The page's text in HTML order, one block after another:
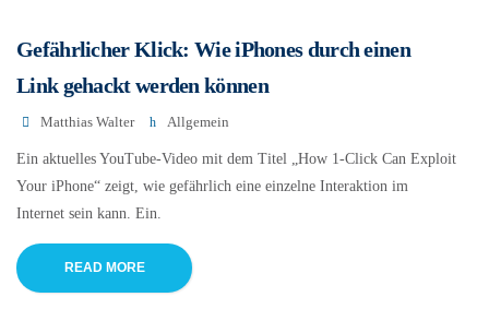
Gefährlicher Klick: Wie iPhones durch einen
Link gehackt werden können
Matthias Walter Allgemein
Ein aktuelles YouTube-Video mit dem Titel „How 1-Click Can Exploit
Your iPhone“ zeigt, wie gefährlich eine einzelne Interaktion im
Internet sein kann. Ein.
READ MORE